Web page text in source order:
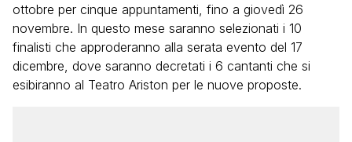
ottobre per cinque appuntamenti, fino a giovedì 26
novembre. In questo mese saranno selezionati i 10
finalisti che approderanno alla serata evento del 17
dicembre, dove saranno decretati i 6 cantanti che si
esibiranno al Teatro Ariston per le nuove proposte.